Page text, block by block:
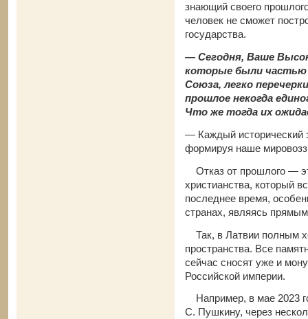
знающий своего
человек не сможет
государства.
— Сегодня, Ваше
которые были частью
Союза, легко
прошлое некогда
Что же тогда их
— Каждый исторический
формируя наше
Отказ от прошлого —
христианства, который
последнее время,
странах, являясь
Так, в Латвии полным
пространства. Все
сейчас сносят уже и
Российской империи.
Например, в мае 2023
С. Пушкину, через